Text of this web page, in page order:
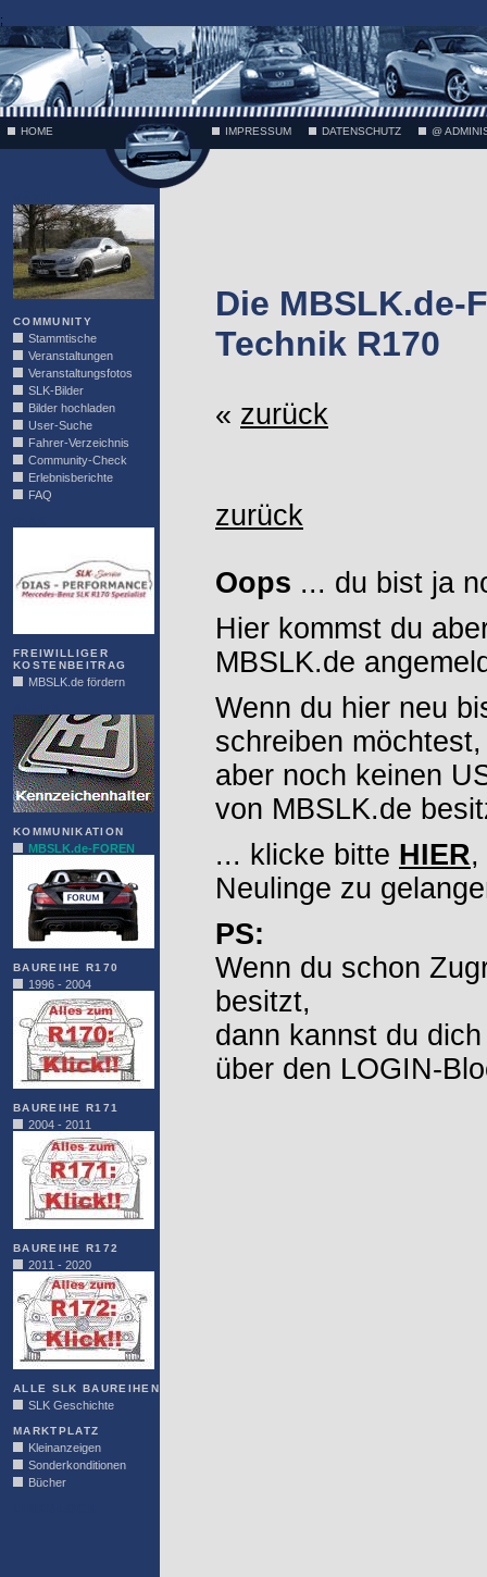
;
HOME IMPRESSUM DATENSCHUTZ @
COMMUNITY
Stammtische
Veranstaltungen
Veranstaltungsfotos
SLK-Bilder
Bilder hochladen
User-Suche
Fahrer-Verzeichnis
Community-Check
Erlebnisberichte
FAQ
FREIWILLIGER
KOSTENBEITRAG
MBSLK.de fördern
KOMMUNIKATION
MBSLK.de-FOREN
BAUREIHE R170
1996 - 2004
BAUREIHE R171
2004 - 2011
BAUREIHE R172
2011 - 2020
ALLE SLK BAUREIHEN
SLK Geschichte
MARKTPLATZ
Kleinanzeigen
Sonderkonditionen
Bücher
Die MBSLK.de-
Technik R170
« zurück
zurück
Oops ... du bist ja
Hier kommst du
MBSLK.de
Wenn du hier neu
schreiben möchtest,
aber noch keinen
von MBSLK.de
... klicke bitte HIER,
Neulinge zu
PS:
Wenn du schon
besitzt,
dann kannst du
über den LOGIN-